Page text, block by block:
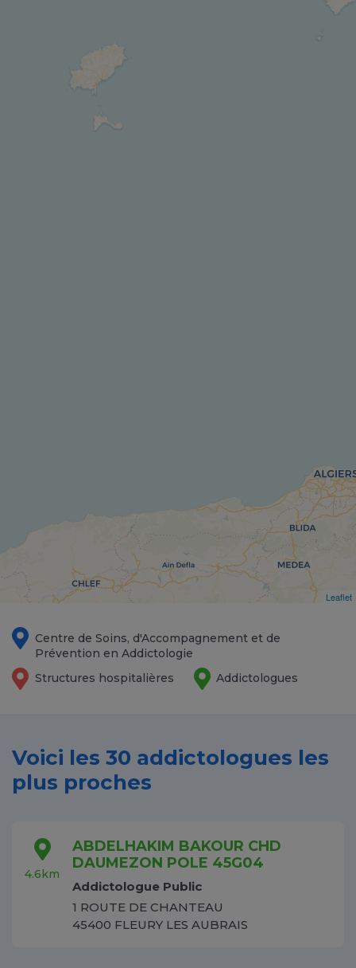
Leaflet
Centre de Soins, d'Accompagnement et de
Prévention en Addictologie
Structures hospitalières
Addictologues
Voici les 30 addictologues les
plus proches
4.6km
ABDELHAKIM BAKOUR CHD
DAUMEZON POLE 45G04
Addictologue Public
1 ROUTE DE CHANTEAU
45400 FLEURY LES AUBRAIS